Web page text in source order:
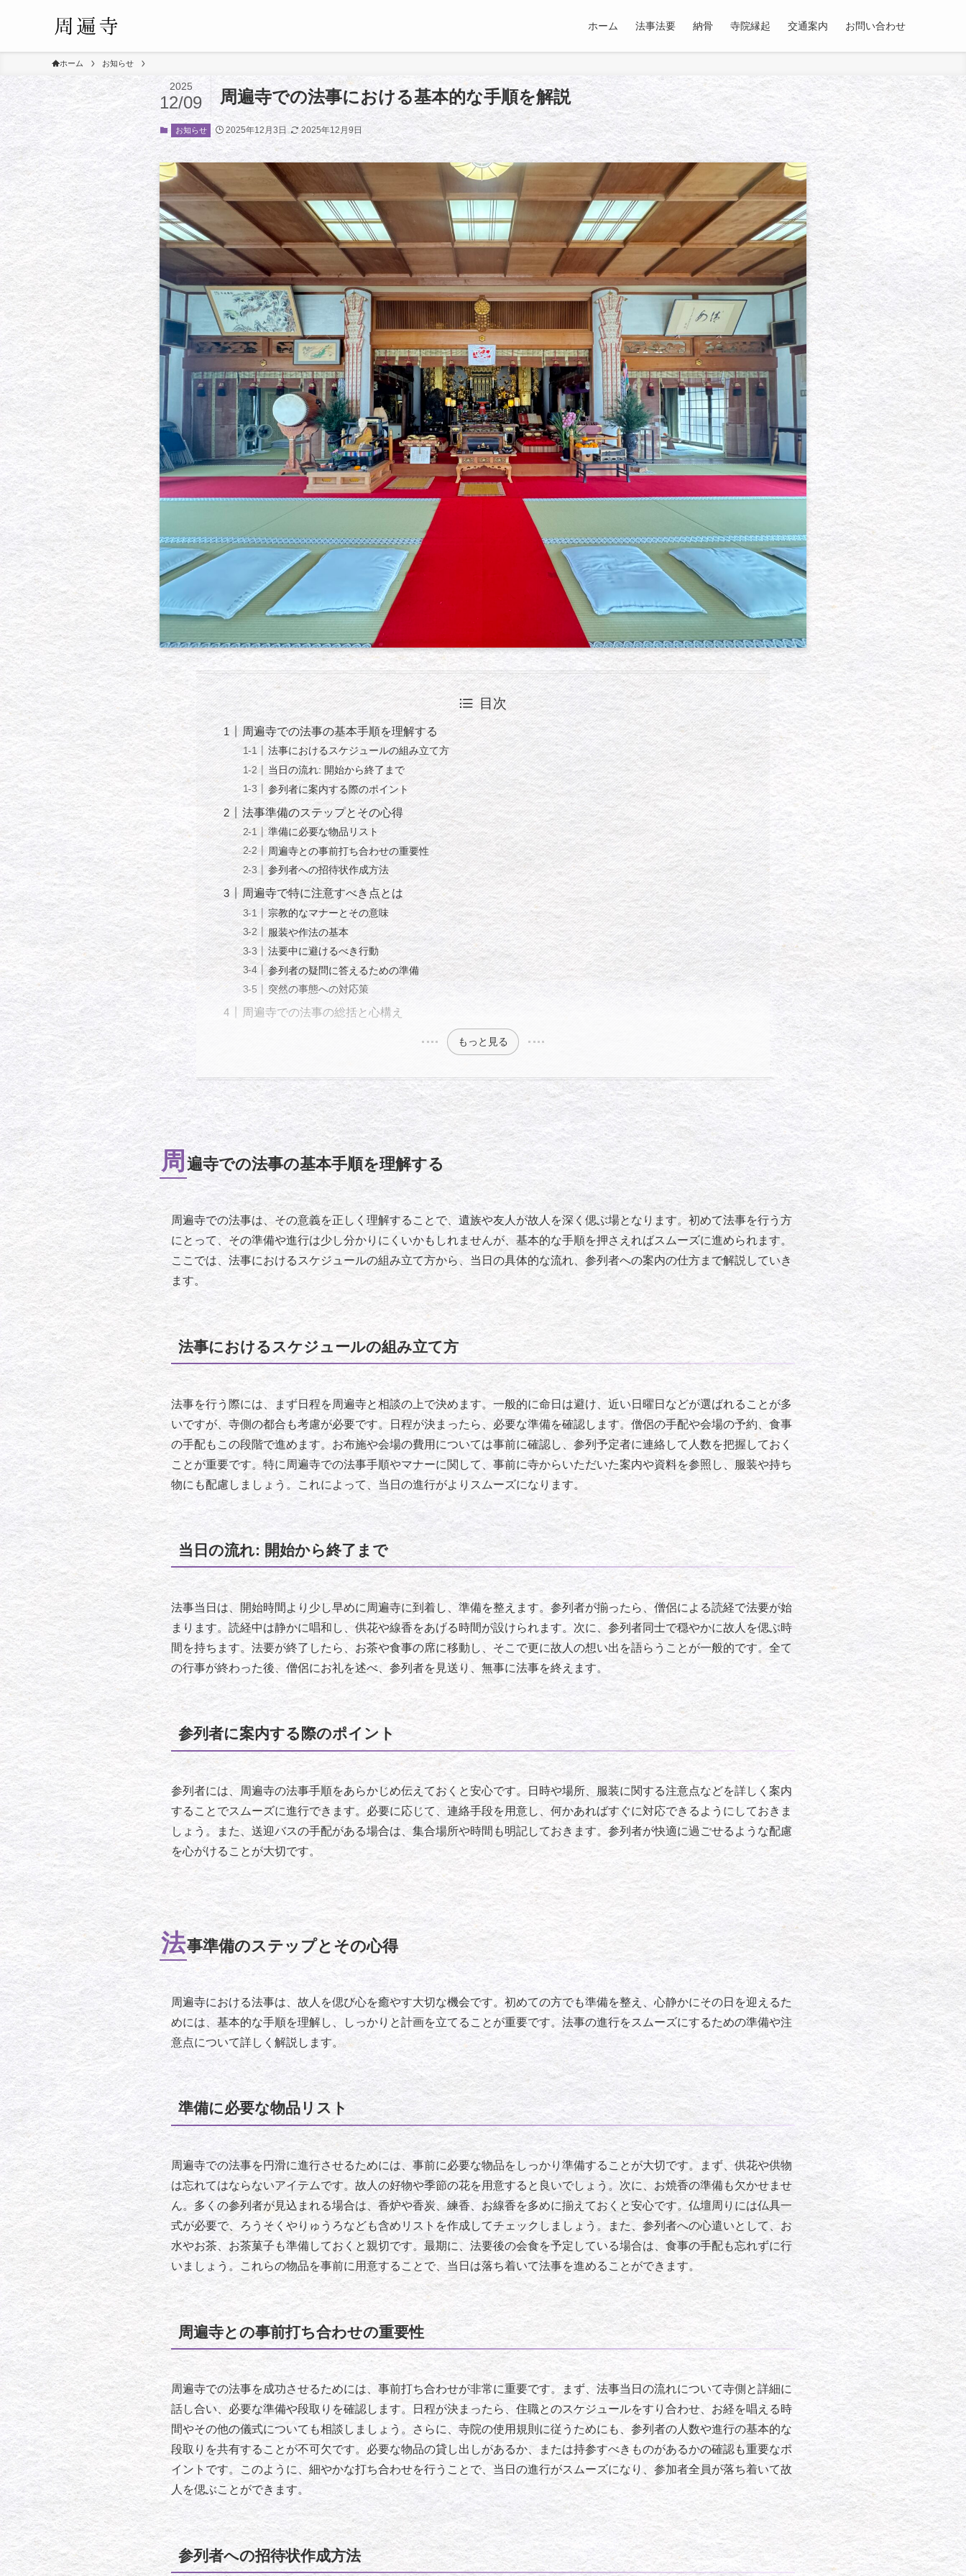
ホーム 法事法要 納骨 寺院縁起 交通案内 お問い合わせ
ホーム お知らせ
周遍寺での法事における基本的な手順を解説
2025
12/09
お知らせ 2025年12月3日 2025年12月9日
目次
周遍寺での法事の基本手順を理解する
法事におけるスケジュールの組み立て方
当日の流れ: 開始から終了まで
参列者に案内する際のポイント
法事準備のステップとその心得
準備に必要な物品リスト
周遍寺との事前打ち合わせの重要性
参列者への招待状作成方法
周遍寺で特に注意すべき点とは
宗教的なマナーとその意味
服装や作法の基本
法要中に避けるべき行動
参列者の疑問に答えるための準備
突然の事態への対応策
周遍寺での法事の総括と心構え
もっと見る
周 遍寺での法事の基本手順を理解する
周遍寺での法事は、その意義を正しく理解することで、遺族や友人が故人を深く偲ぶ場となります。初めて法事を行う方
にとって、その準備や進行は少し分かりにくいかもしれませんが、基本的な手順を押さえればスムーズに進められます。
ここでは、法事におけるスケジュールの組み立て方から、当日の具体的な流れ、参列者への案内の仕方まで解説していき
ます。
法事におけるスケジュールの組み立て方
法事を行う際には、まず日程を周遍寺と相談の上で決めます。一般的に命日は避け、近い日曜日などが選ばれることが多
いですが、寺側の都合も考慮が必要です。日程が決まったら、必要な準備を確認します。僧侶の手配や会場の予約、食事
の手配もこの段階で進めます。お布施や会場の費用については事前に確認し、参列予定者に連絡して人数を把握しておく
ことが重要です。特に周遍寺での法事手順やマナーに関して、事前に寺からいただいた案内や資料を参照し、服装や持ち
物にも配慮しましょう。これによって、当日の進行がよりスムーズになります。
当日の流れ: 開始から終了まで
法事当日は、開始時間より少し早めに周遍寺に到着し、準備を整えます。参列者が揃ったら、僧侶による読経で法要が始
まります。読経中は静かに唱和し、供花や線香をあげる時間が設けられます。次に、参列者同士で穏やかに故人を偲ぶ時
間を持ちます。法要が終了したら、お茶や食事の席に移動し、そこで更に故人の想い出を語らうことが一般的です。全て
の行事が終わった後、僧侶にお礼を述べ、参列者を見送り、無事に法事を終えます。
参列者に案内する際のポイント
参列者には、周遍寺の法事手順をあらかじめ伝えておくと安心です。日時や場所、服装に関する注意点などを詳しく案内
することでスムーズに進行できます。必要に応じて、連絡手段を用意し、何かあればすぐに対応できるようにしておきま
しょう。また、送迎バスの手配がある場合は、集合場所や時間も明記しておきます。参列者が快適に過ごせるような配慮
を心がけることが大切です。
法事準備のステップとその心得
周遍寺における法事は、故人を偲び心を癒やす大切な機会です。初めての方でも準備を整え、心静かにその日を迎えるた
めには、基本的な手順を理解し、しっかりと計画を立てることが重要です。法事の進行をスムーズにするための準備や注
意点について詳しく解説します。
準備に必要な物品リスト
周遍寺での法事を円滑に進行させるためには、事前に必要な物品をしっかり準備することが大切です。まず、供花や供物
は忘れてはならないアイテムです。故人の好物や季節の花を用意すると良いでしょう。次に、お焼香の準備も欠かせませ
ん。多くの参列者が見込まれる場合は、香炉や香炭、練香、お線香を多めに揃えておくと安心です。仏壇周りには仏具一
式が必要で、ろうそくやりゅうろなども含めリストを作成してチェックしましょう。また、参列者への心遣いとして、お
水やお茶、お茶菓子も準備しておくと親切です。最期に、法要後の会食を予定している場合は、食事の手配も忘れずに行
いましょう。これらの物品を事前に用意することで、当日は落ち着いて法事を進めることができます。
周遍寺との事前打ち合わせの重要性
周遍寺での法事を成功させるためには、事前打ち合わせが非常に重要です。まず、法事当日の流れについて寺側と詳細に
話し合い、必要な準備や段取りを確認します。日程が決まったら、住職とのスケジュールをすり合わせ、お経を唱える時
間やその他の儀式についても相談しましょう。さらに、寺院の使用規則に従うためにも、参列者の人数や進行の基本的な
段取りを共有することが不可欠です。必要な物品の貸し出しがあるか、または持参すべきものがあるかの確認も重要なポ
イントです。このように、細やかな打ち合わせを行うことで、当日の進行がスムーズになり、参加者全員が落ち着いて故
人を偲ぶことができます。
参列者への招待状作成方法